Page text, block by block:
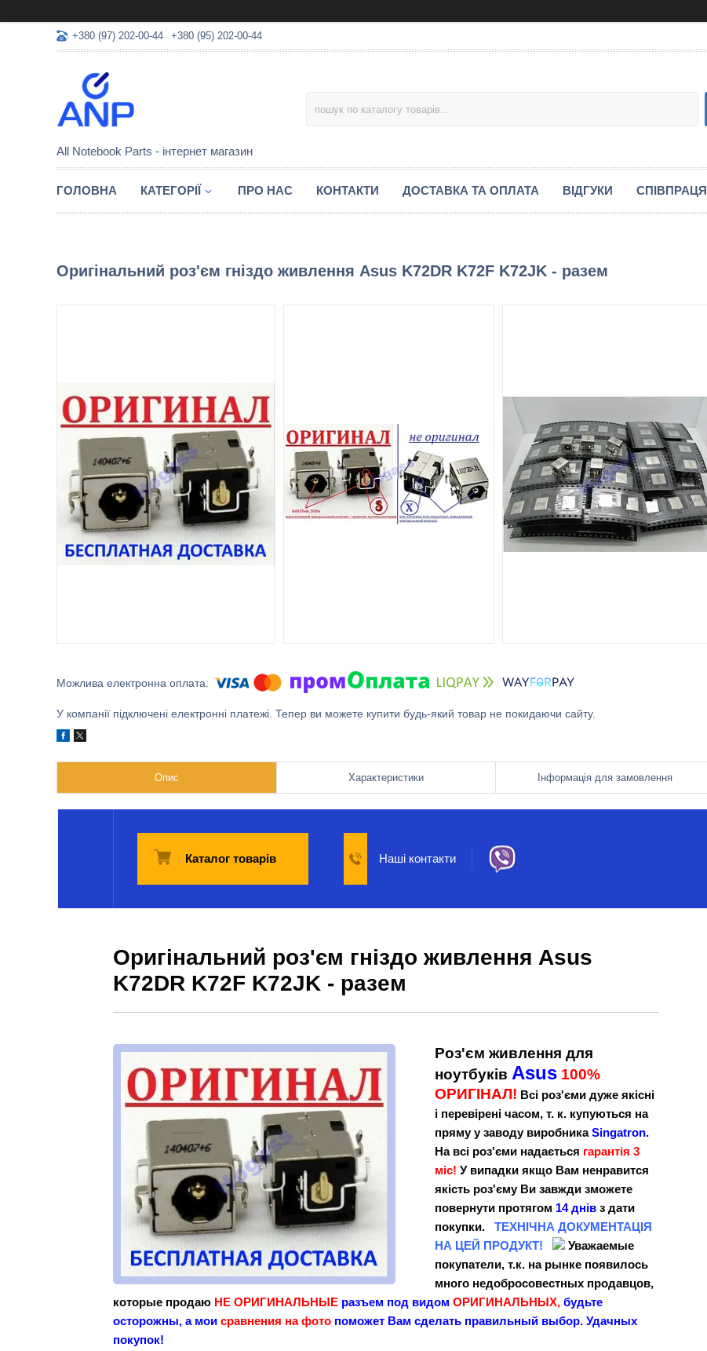
+380 (97) 202-00-44 +380 (95) 202-00-44
All Notebook Parts - інтернет магазин
ГОЛОВНА КАТЕГОРІЇ ПРО НАС КОНТАКТИ ДОСТАВКА ТА ОПЛАТА ВІДГУКИ СПІВПРАЦЯ
Оригінальний роз'єм гніздо живлення Asus K72DR K72F K72JK - разем
У компанії підключені електронні платежі. Тепер ви можете купити будь-який товар не покидаючи сайту.
Опис Характеристики Інформація для замовлення
Каталог товарів Наші контакти
Оригінальний роз'єм гніздо живлення Asus
K72DR K72F K72JK - разем
Роз'єм живлення для
ноутбуків Asus 100%
ОРИГІНАЛ! Всі роз'єми дуже якісні
і перевірені часом, т. к. купуються на
пряму у заводу виробникаSingatron.
На всі роз'єми надається гарантія 3
міс! У випадки якщо Вам ненравится
якість роз'єму Ви завжди зможете
повернути протягом 14 днів з дати
покупки.
ТЕХНІЧНА ДОКУМЕНТАЦІЯ
НА ЦЕЙ ПРОДУКТ!
Уважаемые
покупатели, т.к. на рынке появилось
много недобросовестных продавцов,
которые продаю НЕ ОРИГИНАЛЬНЫЕ разъем под видом ОРИГИНАЛЬНЫХ, будьте
осторожны, а мои сравнения на фото поможет Вам сделать правильный выбор. Удачных
покупок!